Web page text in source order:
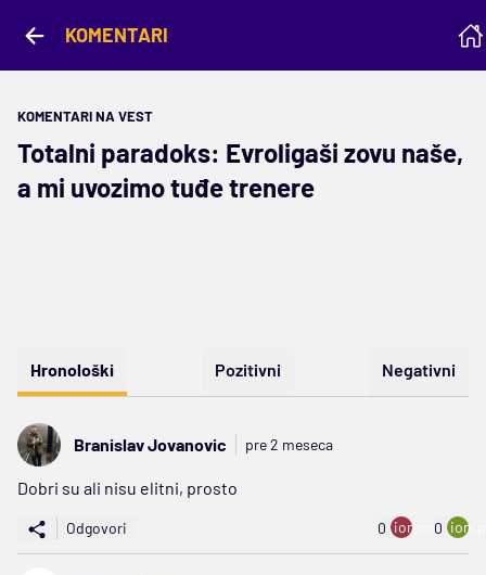
KOMENTARI
KOMENTARI NA VEST
Totalni paradoks: Evroligaši zovu naše,
a mi uvozimo tuđe trenere
Hronološki Pozitivni Negativni
Branislav Jovanovic pre 2 meseca
Dobri su ali nisu elitni, prosto
Odgovori 0 ion:minus
0